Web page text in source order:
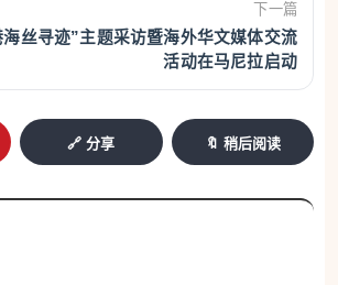
下一篇
丝寻迹”主题采访暨海外华文媒体交流
活动在马尼拉启动
🔗 分享 🔖 稍后阅读